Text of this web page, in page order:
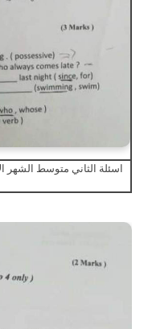
اسئلة الثاني متوسط الشهر